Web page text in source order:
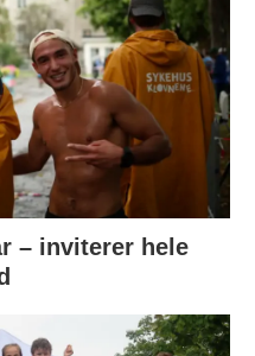
– inviterer hele